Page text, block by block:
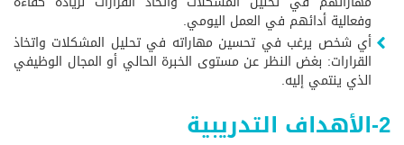
وفعالية أدائهم في العمل اليومي.
أي شخص يرغب في تحسين مهاراته في تحليل المشكلات واتخاذ
القرارات: بغض النظر عن مستوى الخبرة الحالي أو المجال الوظيفي
الذي ينتمي إليه.
2-الأهداف التدريبية